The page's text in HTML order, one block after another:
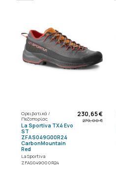
Ορειβατικά /
Πεζοπορίας
La Sportiva TX4 Evo
ST
ZFAS049G00R24
CarbonMountain
Red
La Sportiva
ZFAS049G00R24
230,65 €
279,00 €